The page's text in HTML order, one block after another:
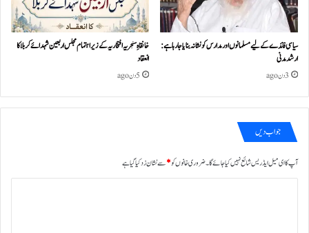
سیاسی فائدے کے لیے مسلمانوں اور مدارس کو نشانہ بنایا جا رہا ہے:
ارشد مدنی
3 دن ago
خانقاہِ سنجریہ افتخاریہ کے زیراہتمام مجلس اربعین شہدائے کربلا کا
انعقاد
5 دن ago
جواب دیں
آپ کا ای میل ایڈریس شائع نہیں کیا جائے گا۔ضروری خانوں کو*سے نشان زد کیا گیا ہے